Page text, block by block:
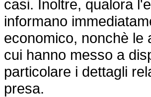
casi. Inoltre, qualora
informano
economico, nonchè le
cui hanno messo a
particolare i dettagli
presa.